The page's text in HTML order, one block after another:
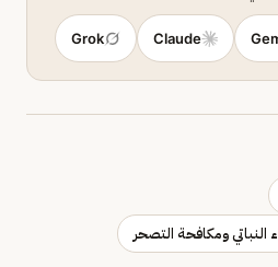
Claude
Grok
النباتي ومكافحة التصحر